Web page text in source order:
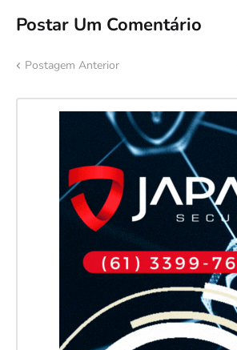
Postar Um Comentário
Postagem Anterior